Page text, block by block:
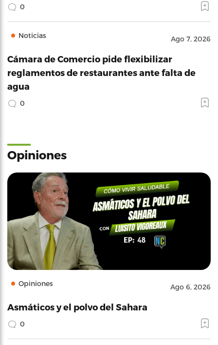
0
Noticias Ago 7, 2026
Cámara de Comercio pide flexibilizar
reglamentos de restaurantes ante falta de
agua
0
Opiniones
Opiniones Ago 6, 2026
Asmáticos y el polvo del Sahara
0